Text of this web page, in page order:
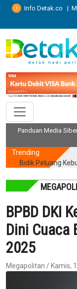
Info Detak.co |
Panduan Media
Trending
Peluang
BPBD DKI
Dini Cuaca
2025
Megapolitan / Kamis,